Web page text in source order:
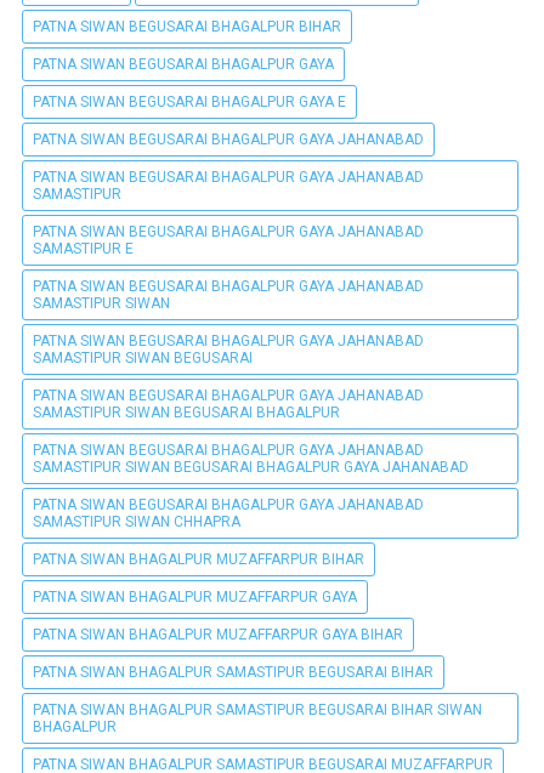
PATNA SIWAN BEGUSARAI BHAGALPUR BIHAR
PATNA SIWAN BEGUSARAI BHAGALPUR GAYA
PATNA SIWAN BEGUSARAI BHAGALPUR GAYA E
PATNA SIWAN BEGUSARAI BHAGALPUR GAYA JAHANABAD
PATNA SIWAN BEGUSARAI BHAGALPUR GAYA JAHANABAD
SAMASTIPUR
PATNA SIWAN BEGUSARAI BHAGALPUR GAYA JAHANABAD
SAMASTIPUR E
PATNA SIWAN BEGUSARAI BHAGALPUR GAYA JAHANABAD
SAMASTIPUR SIWAN
PATNA SIWAN BEGUSARAI BHAGALPUR GAYA JAHANABAD
SAMASTIPUR SIWAN BEGUSARAI
PATNA SIWAN BEGUSARAI BHAGALPUR GAYA JAHANABAD
SAMASTIPUR SIWAN BEGUSARAI BHAGALPUR
PATNA SIWAN BEGUSARAI BHAGALPUR GAYA JAHANABAD
SAMASTIPUR SIWAN BEGUSARAI BHAGALPUR GAYA JAHANABAD
PATNA SIWAN BEGUSARAI BHAGALPUR GAYA JAHANABAD
SAMASTIPUR SIWAN CHHAPRA
PATNA SIWAN BHAGALPUR MUZAFFARPUR BIHAR
PATNA SIWAN BHAGALPUR MUZAFFARPUR GAYA
PATNA SIWAN BHAGALPUR MUZAFFARPUR GAYA BIHAR
PATNA SIWAN BHAGALPUR SAMASTIPUR BEGUSARAI BIHAR
PATNA SIWAN BHAGALPUR SAMASTIPUR BEGUSARAI BIHAR SIWAN
BHAGALPUR
PATNA SIWAN BHAGALPUR SAMASTIPUR BEGUSARAI MUZAFFARPUR